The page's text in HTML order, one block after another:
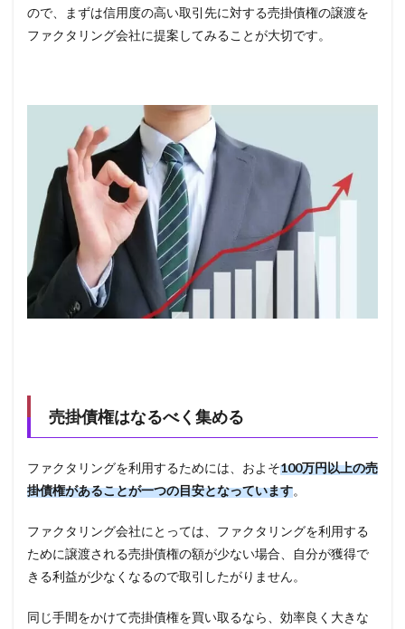
ので、まずは信用度の高い取引先に対する売掛債権の譲渡を
ファクタリング会社に提案してみることが大切です。
売掛債権はなるべく集める
ファクタリングを利用するためには、およそ100万円以上の売
掛債権があることが一つの目安となっています。
ファクタリング会社にとっては、ファクタリングを利用する
ために譲渡される売掛債権の額が少ない場合、自分が獲得で
きる利益が少なくなるので取引したがりません。
同じ手間をかけて売掛債権を買い取るなら、効率良く大きな